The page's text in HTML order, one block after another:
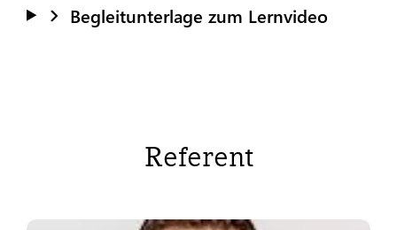
Begleitunterlage zum Lernvideo
Referent